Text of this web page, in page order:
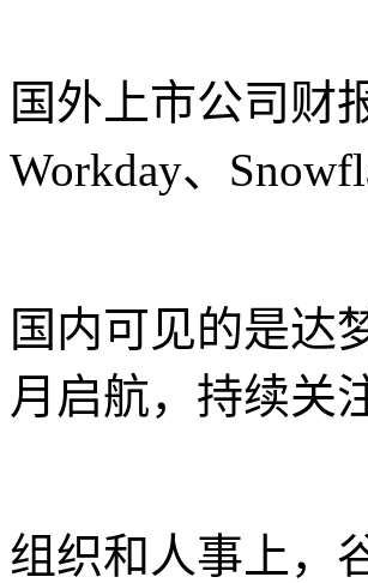
国外上市公司财
Workday、
国内可见的是达
月启航，持续关
组织和人事上，